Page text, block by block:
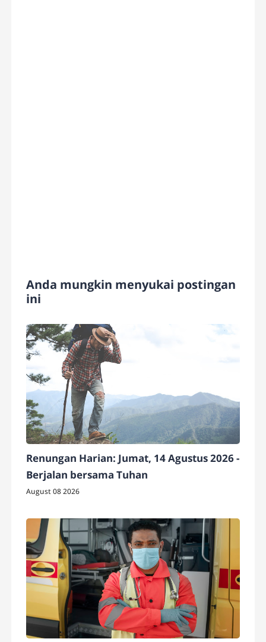
Anda mungkin menyukai postingan
ini
Renungan Harian: Jumat, 14 Agustus 2026 -
Berjalan bersama Tuhan
August 08 2026